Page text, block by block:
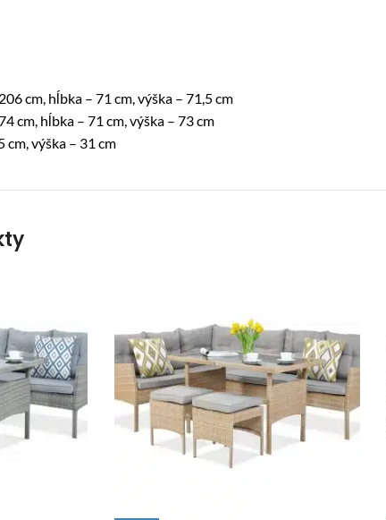
cm, hĺbka – 71 cm, výška – 71,5 cm
cm, hĺbka – 71 cm, výška – 73 cm
cm, výška – 31 cm